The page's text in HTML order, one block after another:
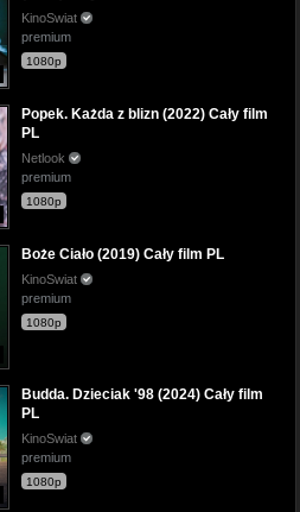
KinoSwiat
premium
1080p
Popek. Każda z blizn (2022) Cały film
PL
Netlook
premium
1080p
Boże Ciało (2019) Cały film PL
KinoSwiat
premium
1080p
Budda. Dzieciak '98 (2024) Cały film
PL
KinoSwiat
premium
1080p